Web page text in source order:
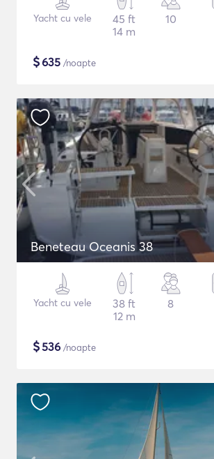
Yacht cu vele
45 ft
14 m
10
$635 /noapte
Beneteau Oceanis 38
Yacht cu vele
38 ft
12 m
8
$536 /noapte